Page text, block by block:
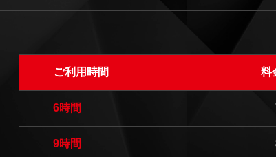
ご利用時間 料
6時間
9時間